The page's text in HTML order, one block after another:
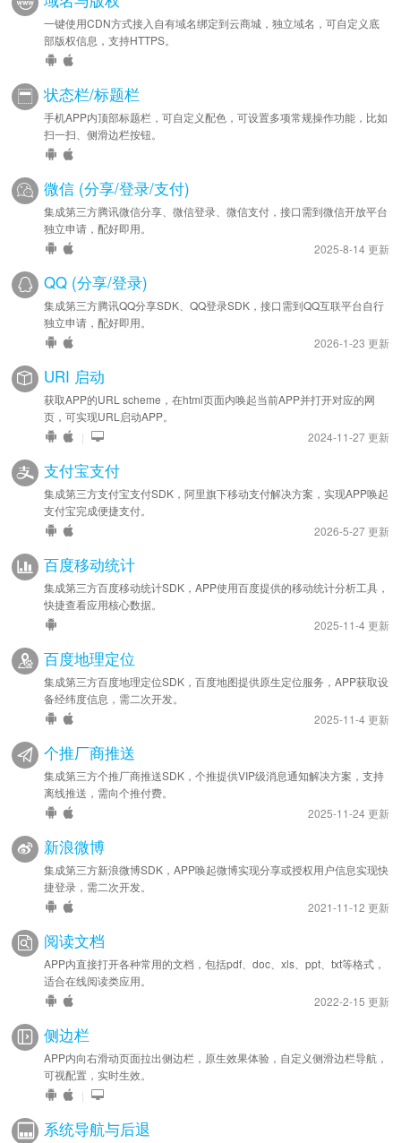
一键使用CDN方式接入自有域名绑定到云商城，独立域名，可自定义底
部版权信息，支持HTTPS。
状态栏/标题栏
手机APP内顶部标题栏，可自定义配色，可设置多项常规操作功能，比如
扫一扫、侧滑边栏按钮。
微信 (分享/登录/支付)
集成第三方腾讯微信分享、微信登录、微信支付，接口需到微信开放平台
独立申请，配好即用。
2025-8-14 更新
QQ (分享/登录)
集成第三方腾讯QQ分享SDK、QQ登录SDK，接口需到QQ互联平台自行
独立申请，配好即用。
2026-1-23 更新
URI 启动
获取APP的URL scheme，在html页面内唤起当前APP并打开对应的网
页，可实现URL启动APP。
|
2024-11-27 更新
支付宝支付
集成第三方支付宝支付SDK，阿里旗下移动支付解决方案，实现APP唤起
支付宝完成便捷支付。
2026-5-27 更新
百度移动统计
集成第三方百度移动统计SDK，APP使用百度提供的移动统计分析工具，
快捷查看应用核心数据。
2025-11-4 更新
百度地理定位
集成第三方百度地理定位SDK，百度地图提供原生定位服务，APP获取设
备经纬度信息，需二次开发。
2025-11-4 更新
个推厂商推送
集成第三方个推厂商推送SDK，个推提供VIP级消息通知解决方案，支持
离线推送，需向个推付费。
2025-11-24 更新
新浪微博
集成第三方新浪微博SDK，APP唤起微博实现分享或授权用户信息实现快
捷登录，需二次开发。
2021-11-12 更新
阅读文档
APP内直接打开各种常用的文档，包括pdf、doc、xls、ppt、txt等格式，
适合在线阅读类应用。
2022-2-15 更新
侧边栏
APP内向右滑动页面拉出侧边栏，原生效果体验，自定义侧滑边栏导航，
可视配置，实时生效。
|
系统导航与后退